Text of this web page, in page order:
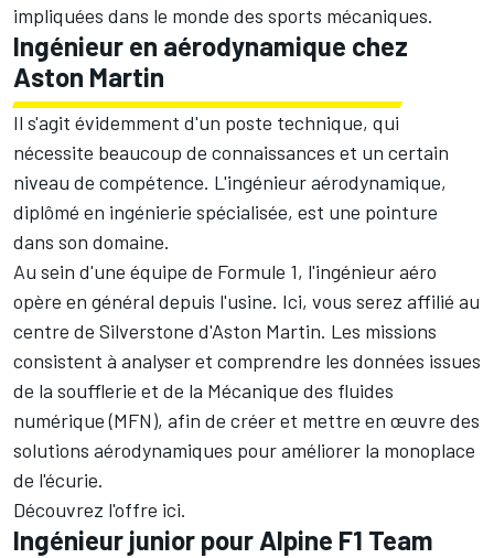
impliquées dans le monde des sports mécaniques.
Ingénieur en aérodynamique chez
Aston Martin
Il s'agit évidemment d'un poste technique, qui
nécessite beaucoup de connaissances et un certain
niveau de compétence. L'ingénieur aérodynamique,
diplômé en ingénierie spécialisée, est une pointure
dans son domaine.
Au sein d'une équipe de Formule 1, l'ingénieur aéro
opère en général depuis l'usine. Ici, vous serez affilié au
centre de Silverstone d'Aston Martin. Les missions
consistent à analyser et comprendre les données issues
de la soufflerie et de la Mécanique des fluides
numérique (MFN), afin de créer et mettre en œuvre des
solutions aérodynamiques pour améliorer la monoplace
de l'écurie.
Découvrez l'offre ici.
Ingénieur junior pour Alpine F1 Team